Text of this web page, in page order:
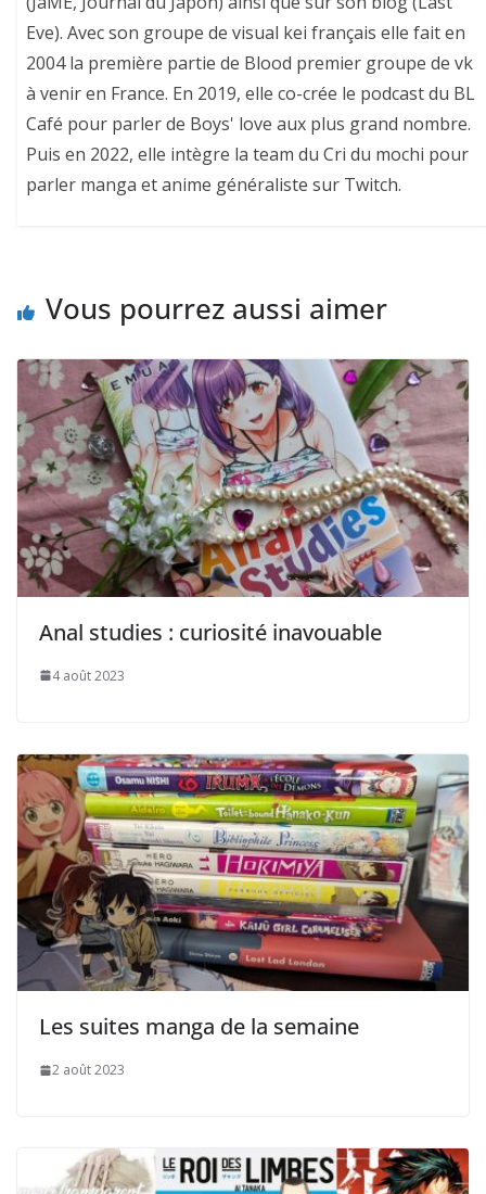
Eve). Avec son groupe de visual kei français elle fait en
2004 la première partie de Blood premier groupe de vk
à venir en France. En 2019, elle co-crée le podcast du BL
Café pour parler de Boys' love aux plus grand nombre.
Puis en 2022, elle intègre la team du Cri du mochi pour
parler manga et anime généraliste sur Twitch.
Vous pourrez aussi aimer
Anal studies : curiosité inavouable
4 août 2023
Les suites manga de la semaine
2 août 2023